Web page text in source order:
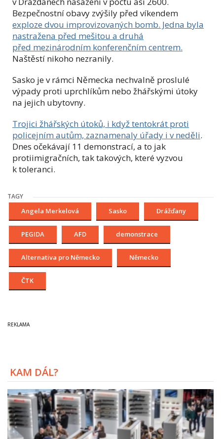
Bezpečnostní obavy zvýšily před víkendem
exploze dvou improvizovaných bomb. Jedna byla
nastražena před mešitou a druhá
před mezinárodním konferenčním centrem.
Naštěstí nikoho nezranily.
Sasko je v rámci Německa nechvalně proslulé
výpady proti uprchlíkům nebo žhářskými útoky
na jejich ubytovny.
Trojici žhářských útoků, i když tentokrát proti
policejním autům, zaznamenaly úřady i v neděli.
Dnes očekávají 11 demonstrací, a to jak
protiimigračních, tak takových, které vyzvou
k toleranci.
TAGY
Angela Merkelová Sasko Drážďany
PEGIDA AFD demonstrace
Alternativa pro Německo Německo
ČTK
KAM DÁL?